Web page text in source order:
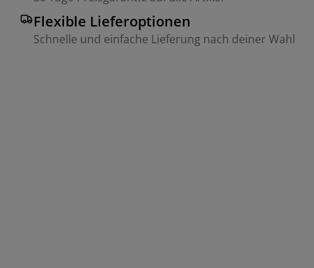
Flexible Lieferoptionen
Schnelle und einfache Lieferung nach deiner Wahl